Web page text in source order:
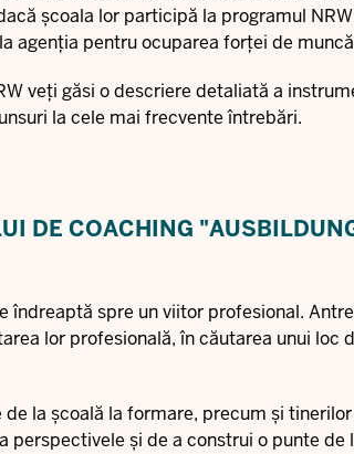
școala lor participă la programul
agenția pentru ocuparea forței de
veți găsi o descriere detaliată a
la cele mai frecvente întrebări.
DE COACHING
spre un viitor profesional.
lor profesională, în căutarea unui loc
la școală la formare, precum și
perspectivele și de a construi o punte de